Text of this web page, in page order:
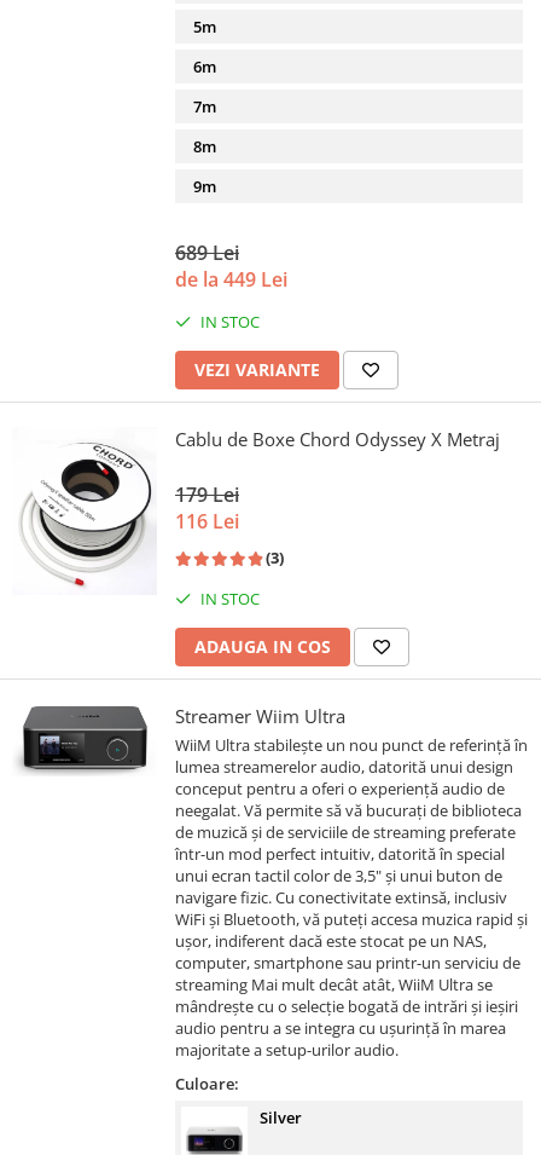
5m
6m
7m
8m
9m
689 Lei
de la 449 Lei
IN STOC
VEZI VARIANTE
Cablu de Boxe Chord Odyssey X Metraj
179 Lei
116 Lei
(3)
IN STOC
ADAUGA IN COS
Streamer Wiim Ultra
WiiM Ultra stabilește un nou punct de referință în
lumea streamerelor audio, datorită unui design
conceput pentru a oferi o experiență audio de
neegalat. Vă permite să vă bucurați de biblioteca
de muzică și de serviciile de streaming preferate
într-un mod perfect intuitiv, datorită în special
unui ecran tactil color de 3,5" și unui buton de
navigare fizic. Cu conectivitate extinsă, inclusiv
WiFi și Bluetooth, vă puteți accesa muzica rapid și
ușor, indiferent dacă este stocat pe un NAS,
computer, smartphone sau printr-un serviciu de
streaming Mai mult decât atât, WiiM Ultra se
mândrește cu o selecție bogată de intrări și ieșiri
audio pentru a se integra cu ușurință în marea
majoritate a setup-urilor audio.
Culoare:
Silver